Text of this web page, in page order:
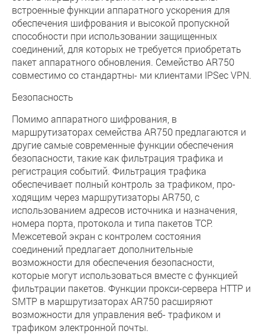
встроенные функции аппаратного ускорения для
обеспечения шифрования и высокой пропускной
способности при использовании защищенных
соединений, для которых не требуется приобретать
пакет аппаратного обновления. Семейство AR750
совместимо со стандартны- ми клиентами IPSec VPN.
Безопасность
Помимо аппаратного шифрования, в
маршрутизаторах семейства AR750 предлагаются и
другие самые современные функции обеспечения
безопасности, такие как фильтрация трафика и
регистрация событий. Фильтрация трафика
обеспечивает полный контроль за трафиком, про-
ходящим через маршрутизаторы AR750, с
использованием адресов источника и назначения,
номера порта, протокола и типа пакетов TCP.
Межсетевой экран с контролем состояния
соединений предлагает дополнительные
возможности для обеспечения безопасности,
которые могут использоваться вместе с функцией
фильтрации пакетов. Функции прокси-сервера HTTP и
SMTP в маршрутизаторах AR750 расширяют
возможности для управления веб- трафиком и
трафиком электронной почты.